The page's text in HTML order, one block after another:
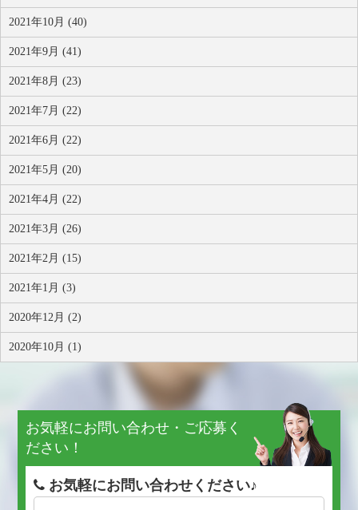
2021年10月 (40)
2021年9月 (41)
2021年8月 (23)
2021年7月 (22)
2021年6月 (22)
2021年5月 (20)
2021年4月 (22)
2021年3月 (26)
2021年2月 (15)
2021年1月 (3)
2020年12月 (2)
2020年10月 (1)
お気軽にお問い合わせ・ご応募く
ださい！
お気軽にお問い合わせください♪